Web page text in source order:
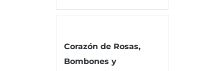
Corazón de Rosas,
Bombones y